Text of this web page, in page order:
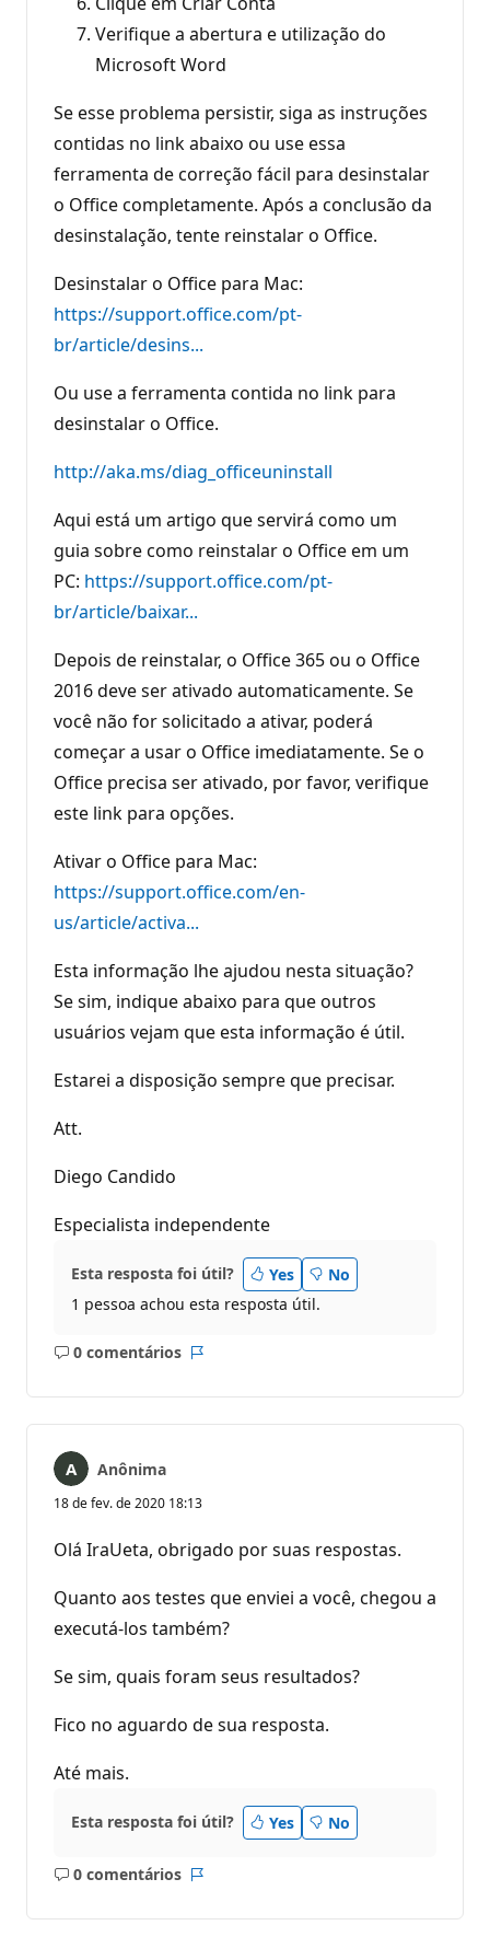
Verifique a abertura e utilização do
Microsoft Word
Se esse problema persistir, siga as instruções
contidas no link abaixo ou use essa
ferramenta de correção fácil para desinstalar
o Office completamente. Após a conclusão da
desinstalação, tente reinstalar o Office.
Desinstalar o Office para Mac:
https://support.office.com/pt-
br/article/desins...
Ou use a ferramenta contida no link para
desinstalar o Office.
http://aka.ms/diag_officeuninstall
Aqui está um artigo que servirá como um
guia sobre como reinstalar o Office em um
PC: https://support.office.com/pt-
br/article/baixar...
Depois de reinstalar, o Office 365 ou o Office
2016 deve ser ativado automaticamente. Se
você não for solicitado a ativar, poderá
começar a usar o Office imediatamente. Se o
Office precisa ser ativado, por favor, verifique
este link para opções.
Ativar o Office para Mac:
https://support.office.com/en-
us/article/activa...
Esta informação lhe ajudou nesta situação?
Se sim, indique abaixo para que outros
usuários vejam que esta informação é útil.
Estarei a disposição sempre que precisar.
Att.
Diego Candido
Especialista independente
Esta resposta foi útil? Yes
No
1 pessoa achou esta resposta útil.
0 comentários
Sem
Anônima
18 de fev. de 2020 18:13
Olá IraUeta, obrigado por suas respostas.
Quanto aos testes que enviei a você, chegou a
executá-los também?
Se sim, quais foram seus resultados?
Fico no aguardo de sua resposta.
Até mais.
Esta resposta foi útil? Yes No
0 comentários
Sem